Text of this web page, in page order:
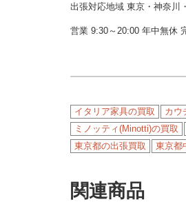
出張対応地域 東京・神奈川
営業 9:30～20:00 年中無休
イタリア家具の買取 カウ
ミノッティ(Minotti)の買取
東京都の出張買取
東京都
関連商品